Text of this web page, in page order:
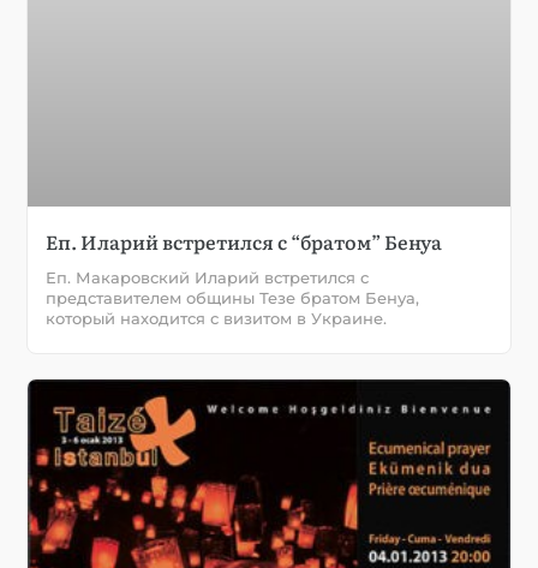
Еп. Иларий встретился с “братом” Бенуа
Еп. Макаровский Иларий встретился с
представителем общины Тезе братом Бенуа,
который находится с визитом в Украине.